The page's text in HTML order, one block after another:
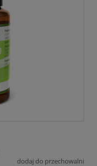
dodaj do przechowalni